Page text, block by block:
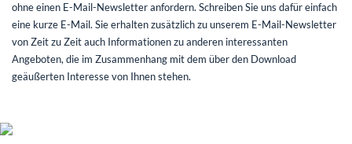
ohne einen E-Mail-Newsletter anfordern. Schreiben Sie uns dafür einfach
eine kurze E-Mail. Sie erhalten zusätzlich zu unserem E-Mail-Newsletter
von Zeit zu Zeit auch Informationen zu anderen interessanten
Angeboten, die im Zusammenhang mit dem über den Download
geäußerten Interesse von Ihnen stehen.